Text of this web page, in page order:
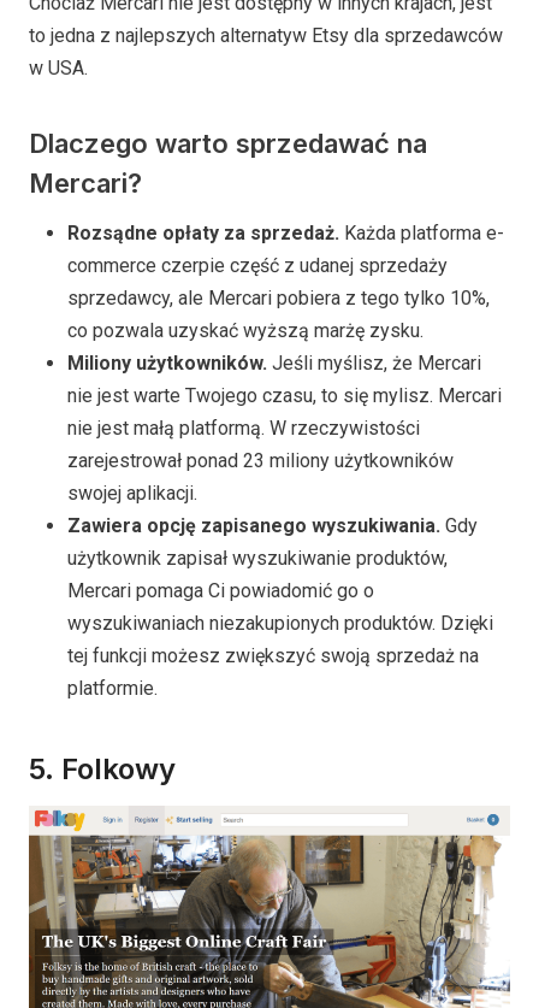
to jedna z najlepszych alternatyw Etsy dla sprzedawców
w USA.
Dlaczego warto sprzedawać na
Mercari?
Rozsądne opłaty za sprzedaż. Każda platforma e-
commerce czerpie część z udanej sprzedaży
sprzedawcy, ale Mercari pobiera z tego tylko 10%,
co pozwala uzyskać wyższą marżę zysku.
Miliony użytkowników. Jeśli myślisz, że Mercari
nie jest warte Twojego czasu, to się mylisz. Mercari
nie jest małą platformą. W rzeczywistości
zarejestrował ponad 23 miliony użytkowników
swojej aplikacji.
Zawiera opcję zapisanego wyszukiwania. Gdy
użytkownik zapisał wyszukiwanie produktów,
Mercari pomaga Ci powiadomić go o
wyszukiwaniach niezakupionych produktów. Dzięki
tej funkcji możesz zwiększyć swoją sprzedaż na
platformie.
5. Folkowy